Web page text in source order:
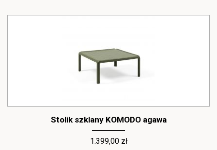
Stolik szklany KOMODO agawa
1.399,00 zł